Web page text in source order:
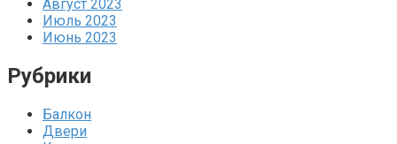
Август 2023
Июль 2023
Июнь 2023
Рубрики
Балкон
Двери